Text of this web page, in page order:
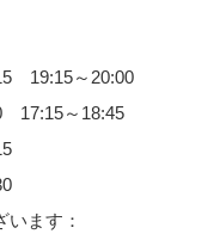
19:15～20:00
17:15～18:45
ます：